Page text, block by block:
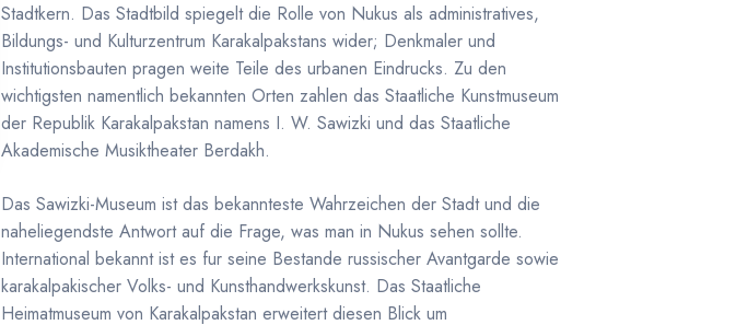
Stadtkern. Das Stadtbild spiegelt die Rolle von Nukus als administratives,
Bildungs- und Kulturzentrum Karakalpakstans wider; Denkmaler und
Institutionsbauten pragen weite Teile des urbanen Eindrucks. Zu den
wichtigsten namentlich bekannten Orten zahlen das Staatliche Kunstmuseum
der Republik Karakalpakstan namens I. W. Sawizki und das Staatliche
Akademische Musiktheater Berdakh.
Das Sawizki-Museum ist das bekannteste Wahrzeichen der Stadt und die
naheliegendste Antwort auf die Frage, was man in Nukus sehen sollte.
International bekannt ist es fur seine Bestande russischer Avantgarde sowie
karakalpakischer Volks- und Kunsthandwerkskunst. Das Staatliche
Heimatmuseum von Karakalpakstan erweitert diesen Blick um